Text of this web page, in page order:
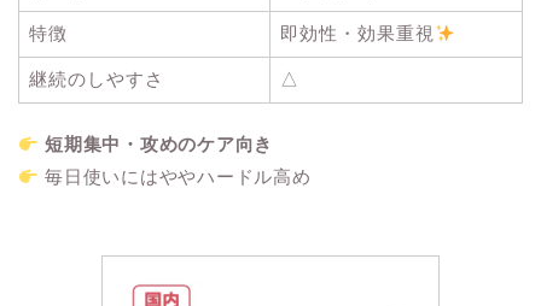
特徴 即効性・効果重視
継続のしやすさ △
短期集中・攻めのケア向き
毎日使いにはややハードル高め